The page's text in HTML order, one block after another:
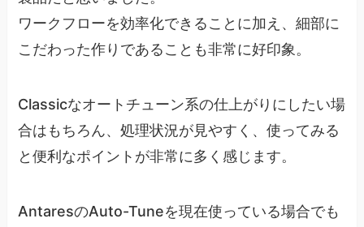
ワークフローを効率化できることに加え、細部に
こだわった作りであることも非常に好印象。
Classicなオートチューン系の仕上がりにしたい場
合はもちろん、処理状況が見やすく、使ってみる
と便利なポイントが非常に多く感じます。
AntaresのAuto-Tuneを現在使っている場合でも